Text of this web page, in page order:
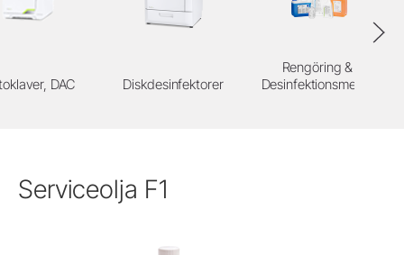
DAC Diskdesinfektorer
Rengöring &
Desinfektionsmedel
Serviceolja F1